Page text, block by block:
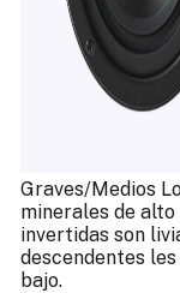
Graves/Medios
minerales de
invertidas son
descendentes
bajo.